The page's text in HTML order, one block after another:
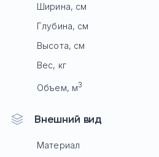
Ширина, см
Глубина, см
Высота, см
Вес, кг
Объем, м3
Внешний вид
Материал